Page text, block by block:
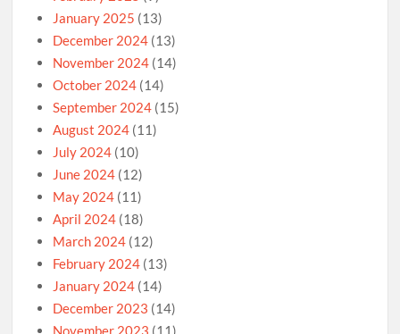
January 2025 (13)
December 2024 (13)
November 2024 (14)
October 2024 (14)
September 2024 (15)
August 2024 (11)
July 2024 (10)
June 2024 (12)
May 2024 (11)
April 2024 (18)
March 2024 (12)
February 2024 (13)
January 2024 (14)
December 2023 (14)
November 2023 (11)